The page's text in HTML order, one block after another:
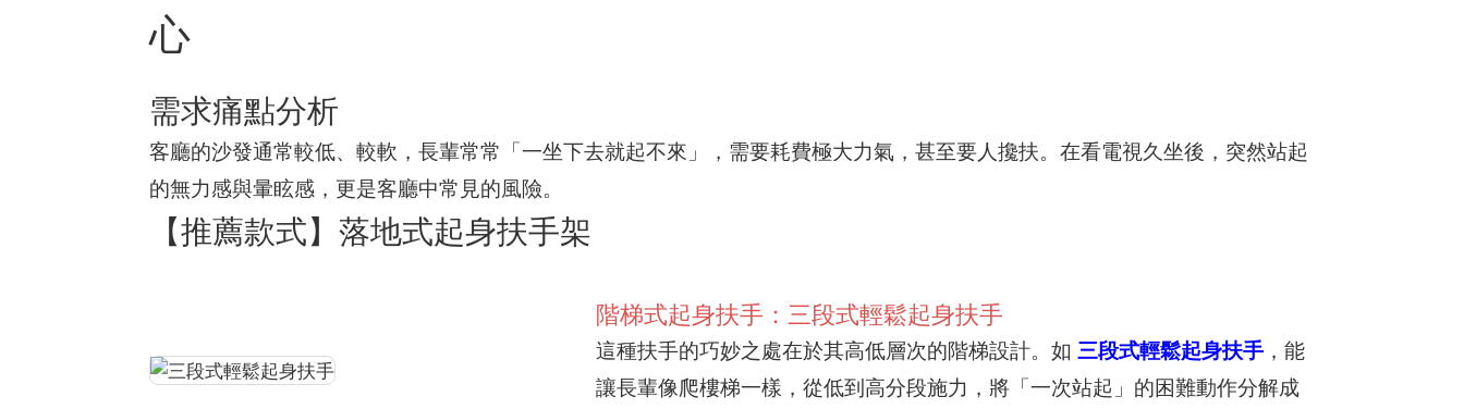
心
需求痛點分析
客廳的沙發通常較低、較軟，長輩常常「一坐下去就起不來」，需要耗費極大力氣，甚至要人攙扶。在看電視久坐後，突然站起
的無力感與暈眩感，更是客廳中常見的風險。
【推薦款式】落地式起身扶手架
階梯式起身扶手：三段式輕鬆起身扶手
這種扶手的巧妙之處在於其高低層次的階梯設計。如 三段式輕鬆起身扶手 ，能
讓長輩像爬樓梯一樣，從低到高分段施力，將「一次站起」的困難動作分解成